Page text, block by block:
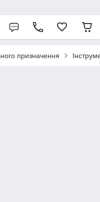
призначення